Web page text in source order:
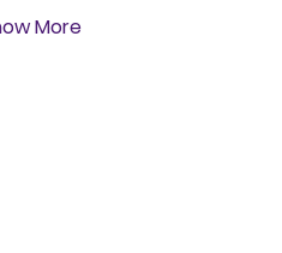
More